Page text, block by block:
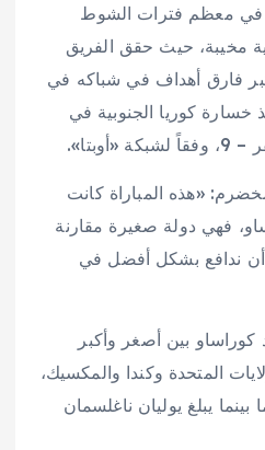
في معظم فترات الشوط
مخيبة، حيث حقق الفريق
فارق أهداف في شباكه في
خسارة كوريا الجنوبية في
«هذه المباراة كانت
فهي دولة صغيرة مقارنة
أن ندافع بشكل أفضل في
بين أصغر وأكبر
2026 بالولايات المتحدة وكندا والمكسيك،
أدفوكات 78 عاما بينما يبلغ يوليان ناغلسمان